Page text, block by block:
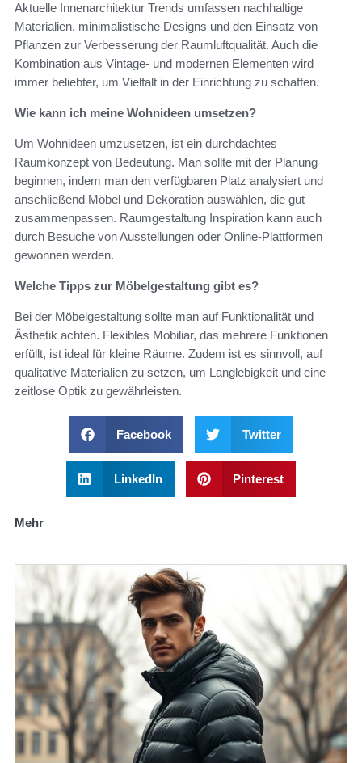
Aktuelle Innenarchitektur Trends umfassen nachhaltige
Materialien, minimalistische Designs und den Einsatz von
Pflanzen zur Verbesserung der Raumluftqualität. Auch die
Kombination aus Vintage- und modernen Elementen wird
immer beliebter, um Vielfalt in der Einrichtung zu schaffen.
Wie kann ich meine Wohnideen umsetzen?
Um Wohnideen umzusetzen, ist ein durchdachtes
Raumkonzept von Bedeutung. Man sollte mit der Planung
beginnen, indem man den verfügbaren Platz analysiert und
anschließend Möbel und Dekoration auswählen, die gut
zusammenpassen. Raumgestaltung Inspiration kann auch
durch Besuche von Ausstellungen oder Online-Plattformen
gewonnen werden.
Welche Tipps zur Möbelgestaltung gibt es?
Bei der Möbelgestaltung sollte man auf Funktionalität und
Ästhetik achten. Flexibles Mobiliar, das mehrere Funktionen
erfüllt, ist ideal für kleine Räume. Zudem ist es sinnvoll, auf
qualitative Materialien zu setzen, um Langlebigkeit und eine
zeitlose Optik zu gewährleisten.
Facebook Twitter
LinkedIn Pinterest
Mehr